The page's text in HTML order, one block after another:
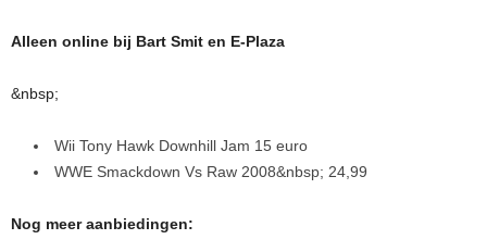
Alleen online bij Bart Smit en E-Plaza
&nbsp;
Wii Tony Hawk Downhill Jam 15 euro
WWE Smackdown Vs Raw 2008&nbsp; 24,99
Nog meer aanbiedingen: